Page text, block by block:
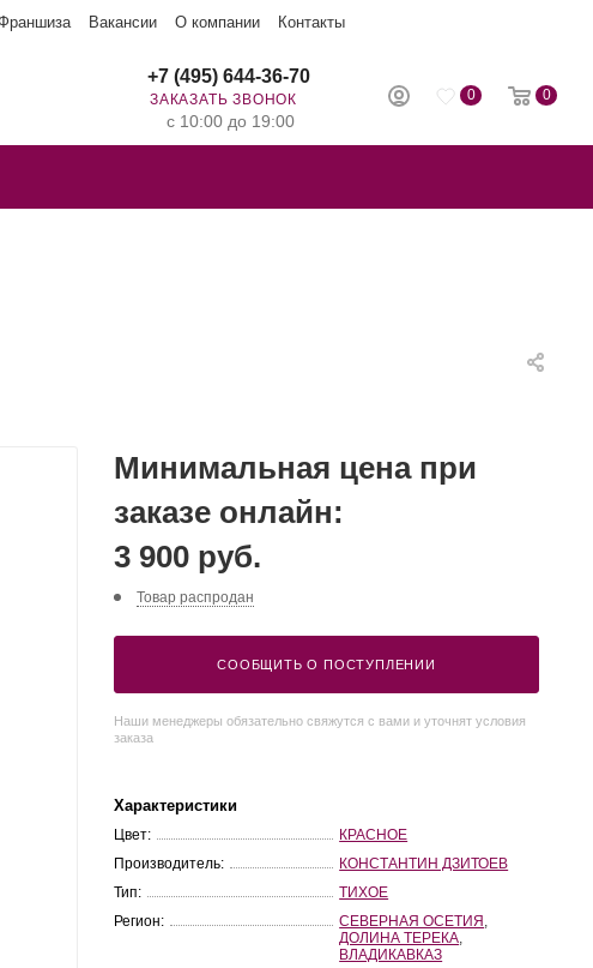
Вакансии О компании Контакты
0 0
+7 (495) 644-36-70
ЗАКАЗАТЬ ЗВОНОК
с 10:00 до 19:00
Минимальная цена при
заказе онлайн:
3 900 руб.
Товар распродан
СООБЩИТЬ О ПОСТУПЛЕНИИ
Наши менеджеры обязательно свяжутся с вами и уточнят условия
заказа
Характеристики
Цвет:
КРАСНОЕ
Производитель:
КОНСТАНТИН ДЗИТОЕВ
Тип:
ТИХОЕ
Регион:
СЕВЕРНАЯ ОСЕТИЯ
ДОЛИНА ТЕРЕКА
ВЛАДИКАВКАЗ